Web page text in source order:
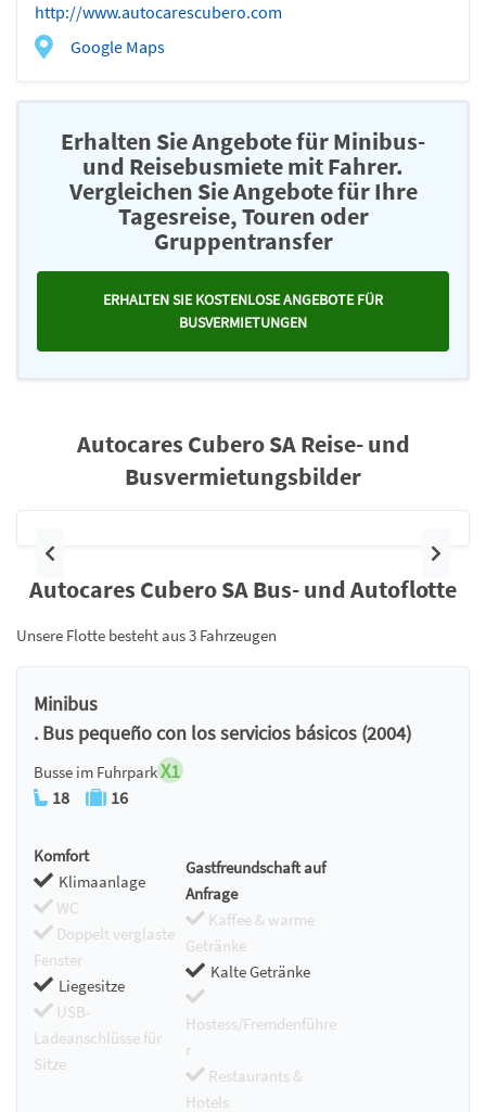
http://www.autocarescubero.com
Google Maps
Erhalten Sie Angebote für Minibus-
und Reisebusmiete mit Fahrer.
Vergleichen Sie Angebote für Ihre
Tagesreise, Touren oder
Gruppentransfer
ERHALTEN SIE KOSTENLOSE ANGEBOTE FÜR
BUSVERMIETUNGEN
Autocares Cubero SA Reise- und
Busvermietungsbilder
Vorherige
Autocares Cubero SA Bus- und Autoflotte
Unsere Flotte besteht aus 3 Fahrzeugen
Minibus
. Bus pequeño con los servicios básicos (2004)
Busse im FuhrparkX1
18 16
Komfort
Klimaanlage
WC
Doppelt verglaste
Fenster
Liegesitze
USB-
Ladeanschlüsse für
Sitze
Gastfreundschaft auf
Anfrage
Kaffee & warme
Getränke
Kalte Getränke
Hostess/Fremdenführe
r
Restaurants &
Hotels